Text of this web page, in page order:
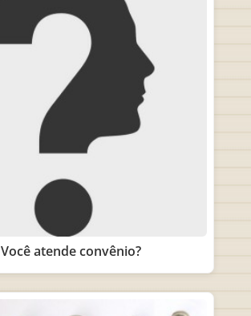
Você atende convênio?